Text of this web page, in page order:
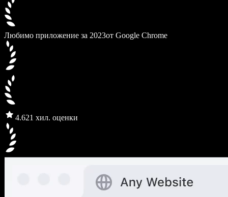
Любимо приложение за 2023от Google Chrome
4.621 хил. оценки